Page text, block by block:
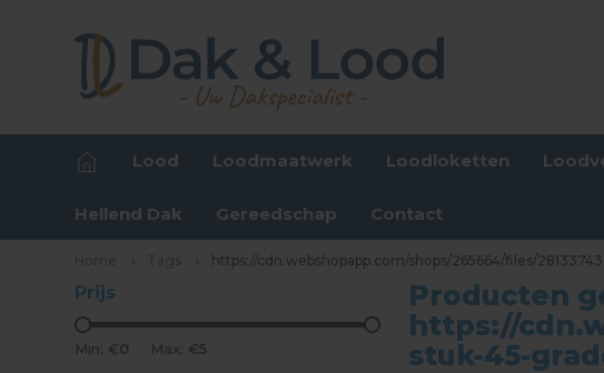
Lood Loodmaatwerk Loodloketten
Hellend Dak Gereedschap Contact
https://cdn.webshopapp.com/shops/265664/files/
Prijs
Min: €0 Max: €5
Producten
https://
stuk-45-